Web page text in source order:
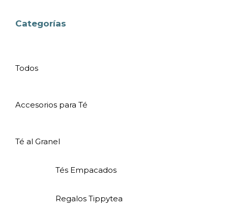
Categorías
Todos
Accesorios para Té
Té al Granel
Tés Empacados
Regalos Tippytea